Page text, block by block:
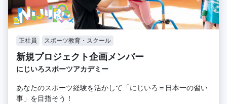
正社員 スポーツ教育・スクール
新規プロジェクト企画メンバー
にじいろスポーツアカデミー
あなたのスポーツ経験を活かして「にじいろ＝日本一の習い
事」を目指そう！